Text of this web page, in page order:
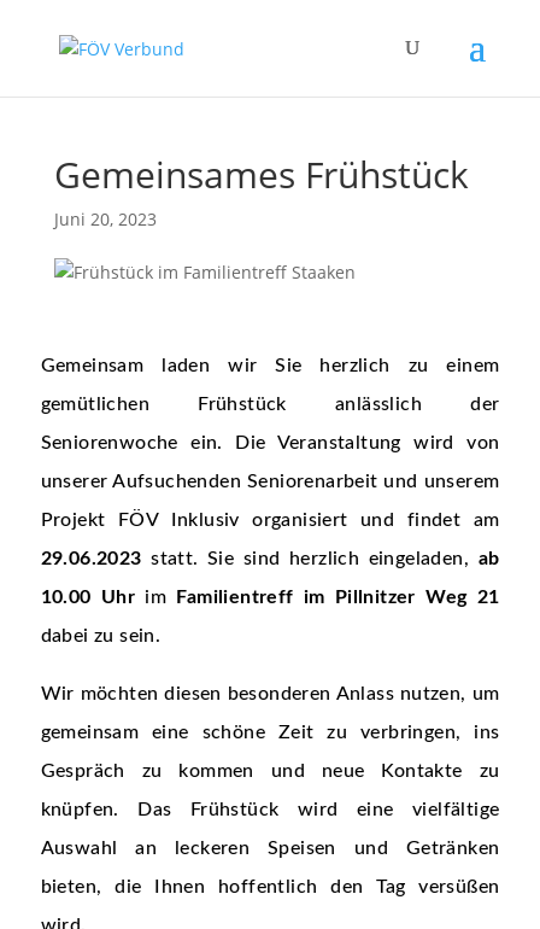
Gemeinsames Frühstück
Juni 20, 2023
Gemeinsam laden wir Sie herzlich zu einem
gemütlichen Frühstück anlässlich der
Seniorenwoche ein. Die Veranstaltung wird von
unserer Aufsuchenden Seniorenarbeit und unserem
Projekt FÖV Inklusiv organisiert und findet am
29.06.2023 statt. Sie sind herzlich eingeladen, ab
10.00 Uhr im
Familientreff im Pillnitzer Weg 21
dabei zu sein.
Wir möchten diesen besonderen Anlass nutzen, um
gemeinsam eine schöne Zeit zu verbringen, ins
Gespräch zu kommen und neue Kontakte zu
knüpfen. Das Frühstück wird eine vielfältige
Auswahl an leckeren Speisen und Getränken
bieten, die Ihnen hoffentlich den Tag versüßen